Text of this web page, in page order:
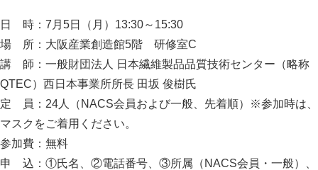
日 時：7月5日（月）13:30～15:30
場 所：大阪産業創造館5階 研修室C
講 師：一般財団法人 日本繊維製品品質技術センター（略称
QTEC）西日本事業所所長 田坂 俊樹氏
定 員：24人（NACS会員および一般、先着順）※参加時は、
マスクをご着用ください。
参加費：無料
申 込：①氏名、②電話番号、③所属（NACS会員・一般）、